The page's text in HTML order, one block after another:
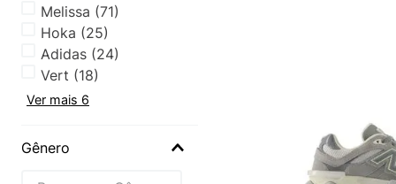
melissa (71)
hoka (25)
adidas (24)
vert (18)
Ver mais 6
Gênero